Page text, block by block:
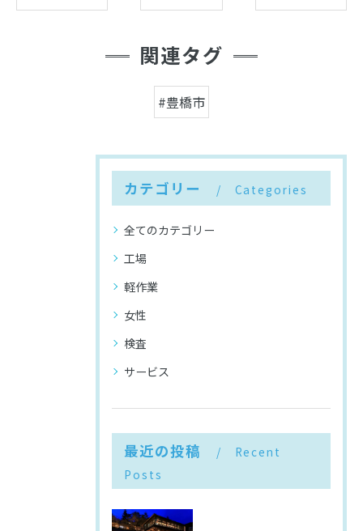
関連タグ
#豊橋市
カテゴリー Categories
全てのカテゴリー
工場
軽作業
女性
検査
サービス
最近の投稿
Recent
Posts